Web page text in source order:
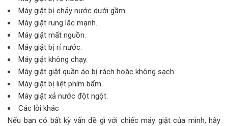
Máy giặt bị chảy nước dưới gầm.
Máy giặt rung lắc mạnh.
Máy giặt mất nguồn.
Máy giặt bị rỉ nước.
Máy giặt không chạy.
Máy giặt giặt quần áo bị rách hoặc không sạch.
Máy giặt bị liệt phím bấm.
Máy giặt xả nước đột ngột.
Các lỗi khác
Nếu bạn có bất kỳ vấn đề gì với chiếc máy giặt của mình, hãy